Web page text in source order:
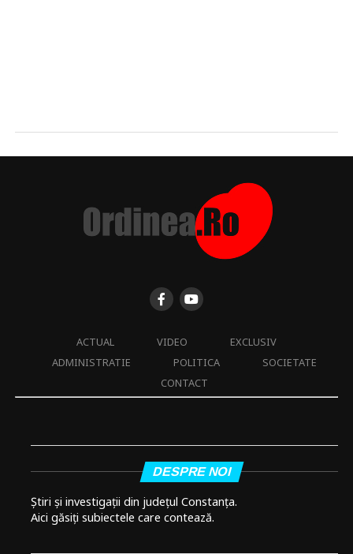
ACTUAL VIDEO
EXCLUSIV
ADMINISTRATIE
POLITICA
SOCIETATE
CONTACT
DESPRE NOI
Știri și investigații din județul Constanța.
Aici găsiți subiectele care contează.